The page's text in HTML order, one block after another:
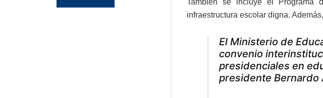
También se incluye el Programa
infraestructura escolar digna.
El Ministerio de
convenio
presidenciales en
presidente Bernardo